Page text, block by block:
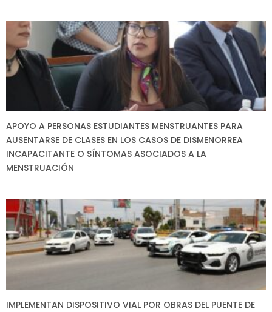
APOYO A PERSONAS ESTUDIANTES MENSTRUANTES PARA
AUSENTARSE DE CLASES EN LOS CASOS DE DISMENORREA
INCAPACITANTE O SÍNTOMAS ASOCIADOS A LA
MENSTRUACIÓN
IMPLEMENTAN DISPOSITIVO VIAL POR OBRAS DEL PUENTE DE